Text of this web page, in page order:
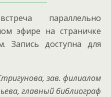
параллельно
эфире на страничке
Запись доступна для
зав. филиалом
главный библиограф